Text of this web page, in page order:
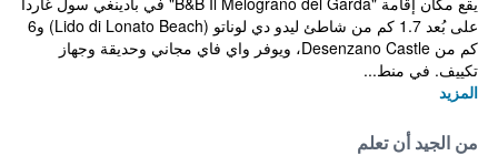
على بُعد 1.7 كم من شاطئ ليدو دي لوناتو (Lido di Lonato Beach) و6
كم من Desenzano Castle، ويوفر واي فاي مجاني وحديقة وجهاز
تكييف. في منط...
المزيد
من الجيد أن تعلم